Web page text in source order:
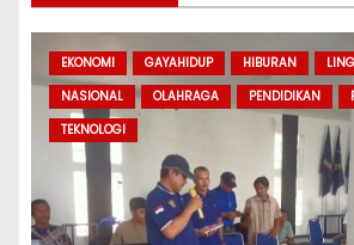
EKONOMI GAYAHIDUP HIBURAN
NASIONAL
OLAHRAGA PENDIDIKAN
TEKNOLOGI